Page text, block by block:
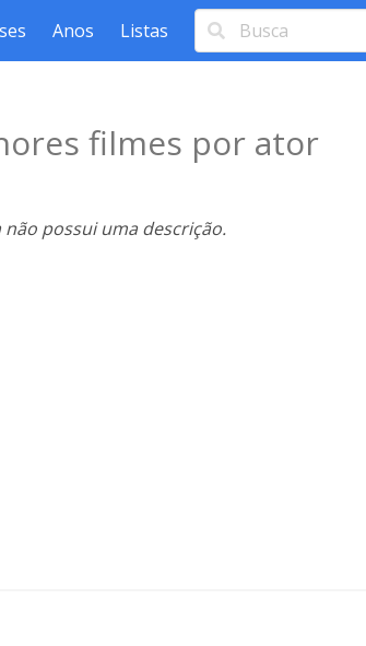
Anos Listas
filmes por ator
não possui uma descrição.